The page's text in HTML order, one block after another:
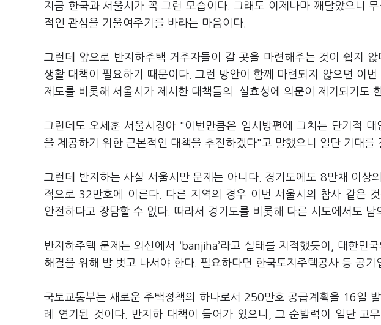
지금 한국과 서울시가 꼭 그런 모습이다. 그래도 이제나마 깨달았으니
적인 관심을 기울여주기를 바라는 마음이다.
그런데 앞으로 반지하주택 거주자들이 갈 곳을 마련해주는 것이 쉽지
생활 대책이 필요하기 때문이다. 그런 방안이 함께 마련되지 않으면 이
제도를 비롯해 서울시가 제시한 대책들의 실효성에 의문이 제기되기도
그런데도 오세훈 서울시장아 "이번만큼은 임시방편에 그치는 단기적
을 제공하기 위한 근본적인 대책을 추진하겠다"고 말했으니 일단 기대를
그런데 반지하는 사실 서울시만 문제는 아니다. 경기도에도 8만채 이상
적으로 32만호에 이른다. 다른 지역의 경우 이번 서울시의 참사 같은
안전하다고 장담할 수 없다. 따라서 경기도를 비롯해 다른 시도에서도 남
반지하주택 문제는 외신에서 ‘banjiha’라고 실태를 지적했듯이, 대한민
해결을 위해 발 벗고 나서야 한다. 필요하다면 한국토지주택공사 등 공기
국토교통부는 새로운 주택정책의 하나로서 250만호 공급계획을 16일
례 연기된 것이다. 반지하 대책이 들어가 있으니, 그 순발력이 일단 고